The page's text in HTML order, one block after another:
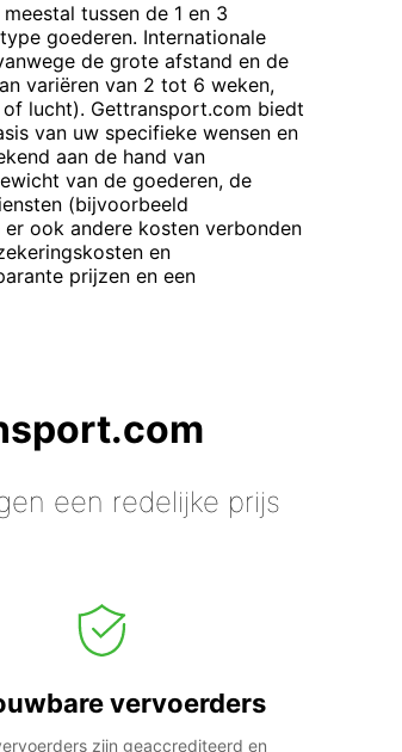
tussen de 1 en 3
goederen. Internationale
de grote afstand en de
variëren van 2 tot 6 weken,
lucht). Gettransport.com biedt
van uw specifieke wensen en
aan de hand van
van de goederen, de
(bijvoorbeeld
ook andere kosten verbonden
en
prijzen en een
een redelijke prijs
vervoerders
zijn geaccrediteerd en